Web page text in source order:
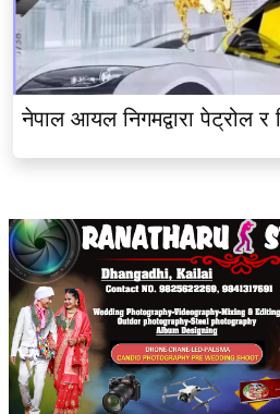
नेपाल आयल निगमद्वारा पेट्रोल र